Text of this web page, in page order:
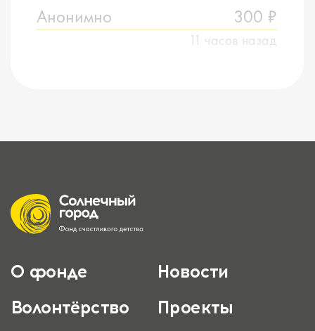
Анонимно 300 ₽
11 часов назад
О фонде
Новости
Волонтёрство
Проекты